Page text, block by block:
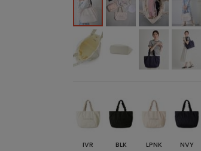
IVR BLK LPNK NVY